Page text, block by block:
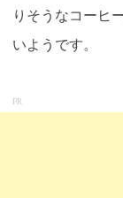
りそうなコーヒ
いようです。
PR